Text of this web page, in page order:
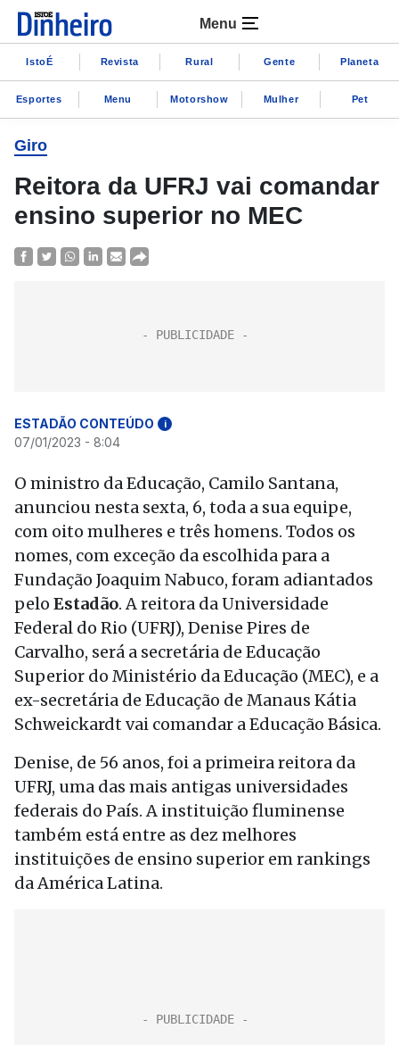
Menu
IstoÉ Revista Rural Gente Planeta
Esportes Menu Motorshow Mulher Pet
Giro
Reitora da UFRJ vai comandar
ensino superior no MEC
ESTADÃO CONTEÚDO i
07/01/2023 - 8:04
O ministro da Educação, Camilo Santana,
anunciou nesta sexta, 6, toda a sua equipe,
com oito mulheres e três homens. Todos os
nomes, com exceção da escolhida para a
Fundação Joaquim Nabuco, foram adiantados
pelo Estadão. A reitora da Universidade
Federal do Rio (UFRJ), Denise Pires de
Carvalho, será a secretária de Educação
Superior do Ministério da Educação (MEC), e a
ex-secretária de Educação de Manaus Kátia
Schweickardt vai comandar a Educação Básica.
Denise, de 56 anos, foi a primeira reitora da
UFRJ, uma das mais antigas universidades
federais do País. A instituição fluminense
também está entre as dez melhores
instituições de ensino superior em rankings
da América Latina.